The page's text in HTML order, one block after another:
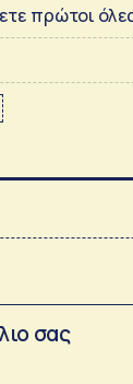
πρώτοι
σας